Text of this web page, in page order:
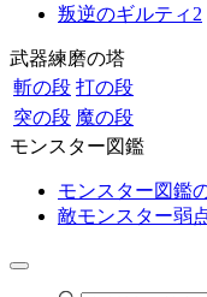
叛逆のギルティ2
武器練磨の塔
斬の段 打の段
突の段 魔の段
モンスター図鑑
モンスター図鑑
敵モンスター弱